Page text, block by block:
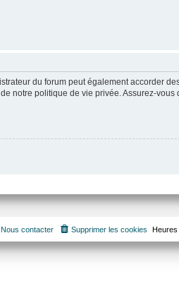
du forum peut également accorder
notre politique de vie privée. Assurez-vous
Heures
Supprimer les cookies
Nous contacter